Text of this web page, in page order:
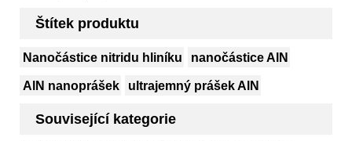
Štítek produktu
Nanočástice nitridu hliníku nanočástice AlN
AlN nanoprášek ultrajemný prášek AlN
Související kategorie